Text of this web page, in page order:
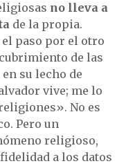
no lleva a
de la propia.
paso por el otro
de las
su lecho de
vive; me lo
No es
Pero un
religioso,
a los datos